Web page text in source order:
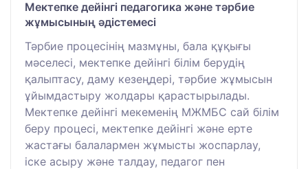
Мектепке дейінгі педагогика және тәрбие
жұмысының әдістемесі
Тәрбие процесінің мазмұны, бала құқығы
мәселесі, мектепке дейінгі білім берудің
қалыптасу, даму кезеңдері, тәрбие жұмысын
ұйымдастыру жолдары қарастырылады.
Мектепке дейінгі мекеменің МЖМБС сай білім
беру процесі, мектепке дейінгі және ерте
жастағы балалармен жұмысты жоспарлау,
іске асыру және талдау, педагог пен